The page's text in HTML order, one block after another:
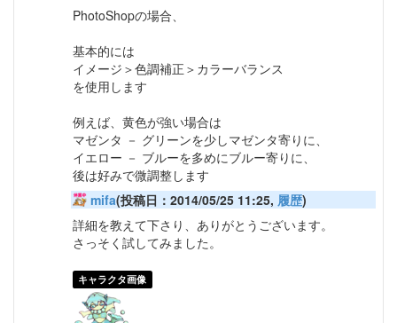
PhotoShopの場合、
基本的には
イメージ＞色調補正＞カラーバランス
を使用します
例えば、黄色が強い場合は
マゼンタ － グリーンを少しマゼンタ寄りに、
イエロー － ブルーを多めにブルー寄りに、
後は好みで微調整します
mifa(投稿日：2014/05/25 11:25, 履歴)
詳細を教えて下さり、ありがとうございます。
さっそく試してみました。
キャラクタ画像